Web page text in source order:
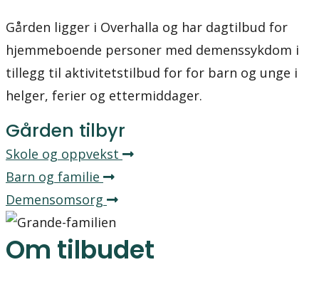
Gården ligger i Overhalla og har dagtilbud for
hjemmeboende personer med demenssykdom i
tillegg til aktivitetstilbud for for barn og unge i
helger, ferier og ettermiddager.
Gården tilbyr
Skole og oppvekst
Barn og familie
Demensomsorg
Om tilbudet